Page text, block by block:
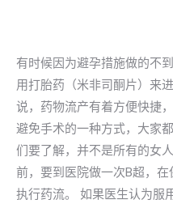
有时候因为避孕措施做的不
用打胎药（米非司酮片）来
说，药物流产有着方便快捷
避免手术的一种方式，大家
们要了解，并不是所有的女
前，要到医院做一次B超，
执行药流。 如果医生认为服